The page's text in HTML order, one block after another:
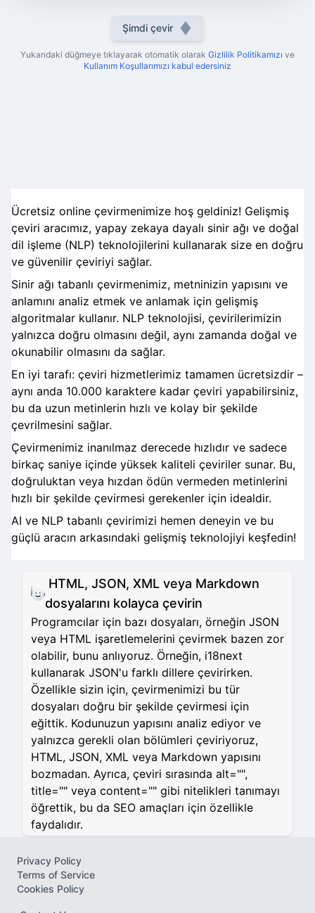
Şimdi çevir
Yukarıdaki düğmeye tıklayarak otomatik olarak Gizlilik Politikamızı ve
Kullanım Koşullarımızı kabul edersiniz
Ücretsiz online çevirmenimize hoş geldiniz! Gelişmiş
çeviri aracımız, yapay zekaya dayalı sinir ağı ve doğal
dil işleme (NLP) teknolojilerini kullanarak size en doğru
ve güvenilir çeviriyi sağlar.
Sinir ağı tabanlı çevirmenimiz, metninizin yapısını ve
anlamını analiz etmek ve anlamak için gelişmiş
algoritmalar kullanır. NLP teknolojisi, çevirilerimizin
yalnızca doğru olmasını değil, aynı zamanda doğal ve
okunabilir olmasını da sağlar.
En iyi tarafı: çeviri hizmetlerimiz tamamen ücretsizdir –
aynı anda 10.000 karaktere kadar çeviri yapabilirsiniz,
bu da uzun metinlerin hızlı ve kolay bir şekilde
çevrilmesini sağlar.
Çevirmenimiz inanılmaz derecede hızlıdır ve sadece
birkaç saniye içinde yüksek kaliteli çeviriler sunar. Bu,
doğruluktan veya hızdan ödün vermeden metinlerini
hızlı bir şekilde çevirmesi gerekenler için idealdir.
AI ve NLP tabanlı çevirimizi hemen deneyin ve bu
güçlü aracın arkasındaki gelişmiş teknolojiyi keşfedin!
HTML, JSON, XML veya Markdown
dosyalarını kolayca çevirin
Programcılar için bazı dosyaları, örneğin JSON
veya HTML işaretlemelerini çevirmek bazen zor
olabilir, bunu anlıyoruz. Örneğin, i18next
kullanarak JSON'u farklı dillere çevirirken.
Özellikle sizin için, çevirmenimizi bu tür
dosyaları doğru bir şekilde çevirmesi için
eğittik. Kodunuzun yapısını analiz ediyor ve
yalnızca gerekli olan bölümleri çeviriyoruz,
HTML, JSON, XML veya Markdown yapısını
bozmadan. Ayrıca, çeviri sırasında alt="",
title="" veya content="" gibi nitelikleri tanımayı
öğrettik, bu da SEO amaçları için özellikle
faydalıdır.
Privacy Policy
Terms of Service
Cookies Policy